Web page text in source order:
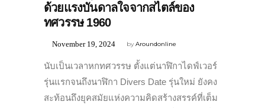
ด้วยแรงบันดาลใจจากสไตล์ของ
ทศวรรษ 1960
byAroundonline
November 19, 2024
นับเป็นเวลาหกทศวรรษ ตั้งแต่นาฬิกาไดฟ์เวอร์
รุ่นแรกจนถึงนาฬิกา Divers Date รุ่นใหม่ ยังคง
สะท้อนถึงยุคสมัยแห่งความคิดสร้างสรรค์ที่เต็ม